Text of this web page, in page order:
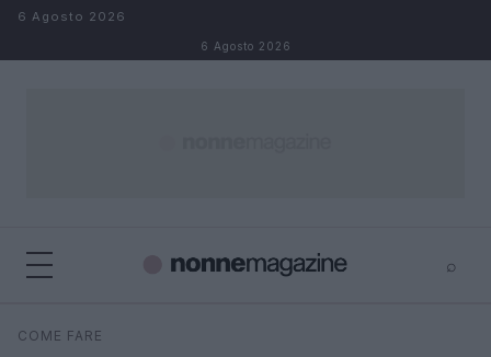
Salta al contenuto
6 Agosto 2026
6 Agosto 2026
⌕
Cerca
COME FARE